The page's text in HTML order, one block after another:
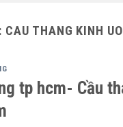
CAU THANG KINH
tp hcm- Cầu